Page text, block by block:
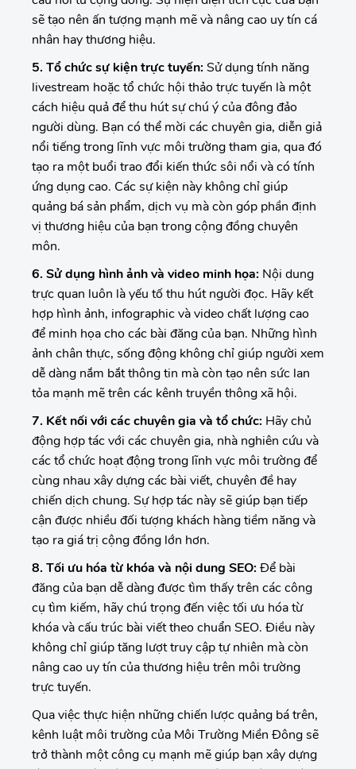
sẽ tạo nên ấn tượng mạnh mẽ và nâng cao uy tín cá
nhân hay thương hiệu.
5. Tổ chức sự kiện trực tuyến: Sử dụng tính năng
livestream hoặc tổ chức hội thảo trực tuyến là một
cách hiệu quả để thu hút sự chú ý của đông đảo
người dùng. Bạn có thể mời các chuyên gia, diễn giả
nổi tiếng trong lĩnh vực môi trường tham gia, qua đó
tạo ra một buổi trao đổi kiến thức sôi nổi và có tính
ứng dụng cao. Các sự kiện này không chỉ giúp
quảng bá sản phẩm, dịch vụ mà còn góp phần định
vị thương hiệu của bạn trong cộng đồng chuyên
môn.
6. Sử dụng hình ảnh và video minh họa: Nội dung
trực quan luôn là yếu tố thu hút người đọc. Hãy kết
hợp hình ảnh, infographic và video chất lượng cao
để minh họa cho các bài đăng của bạn. Những hình
ảnh chân thực, sống động không chỉ giúp người xem
dễ dàng nắm bắt thông tin mà còn tạo nên sức lan
tỏa mạnh mẽ trên các kênh truyền thông xã hội.
7. Kết nối với các chuyên gia và tổ chức: Hãy chủ
động hợp tác với các chuyên gia, nhà nghiên cứu và
các tổ chức hoạt động trong lĩnh vực môi trường để
cùng nhau xây dựng các bài viết, chuyên đề hay
chiến dịch chung. Sự hợp tác này sẽ giúp bạn tiếp
cận được nhiều đối tượng khách hàng tiềm năng và
tạo ra giá trị cộng đồng lớn hơn.
8. Tối ưu hóa từ khóa và nội dung SEO: Để bài
đăng của bạn dễ dàng được tìm thấy trên các công
cụ tìm kiếm, hãy chú trọng đến việc tối ưu hóa từ
khóa và cấu trúc bài viết theo chuẩn SEO. Điều này
không chỉ giúp tăng lượt truy cập tự nhiên mà còn
nâng cao uy tín của thương hiệu trên môi trường
trực tuyến.
Qua việc thực hiện những chiến lược quảng bá trên,
kênh luật môi trường của Môi Trường Miền Đông sẽ
trở thành một công cụ mạnh mẽ giúp bạn xây dựng